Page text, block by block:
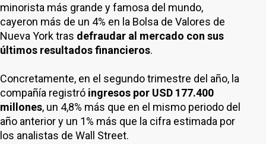
minorista más grande y famosa del mundo,
cayeron más de un 4% en la Bolsa de Valores de
Nueva York tras defraudar al mercado con sus
últimos resultados financieros.
Concretamente, en el segundo trimestre del año, la
compañía registró ingresos por USD 177.400
millones, un 4,8% más que en el mismo periodo del
año anterior y un 1% más que la cifra estimada por
los analistas de Wall Street.